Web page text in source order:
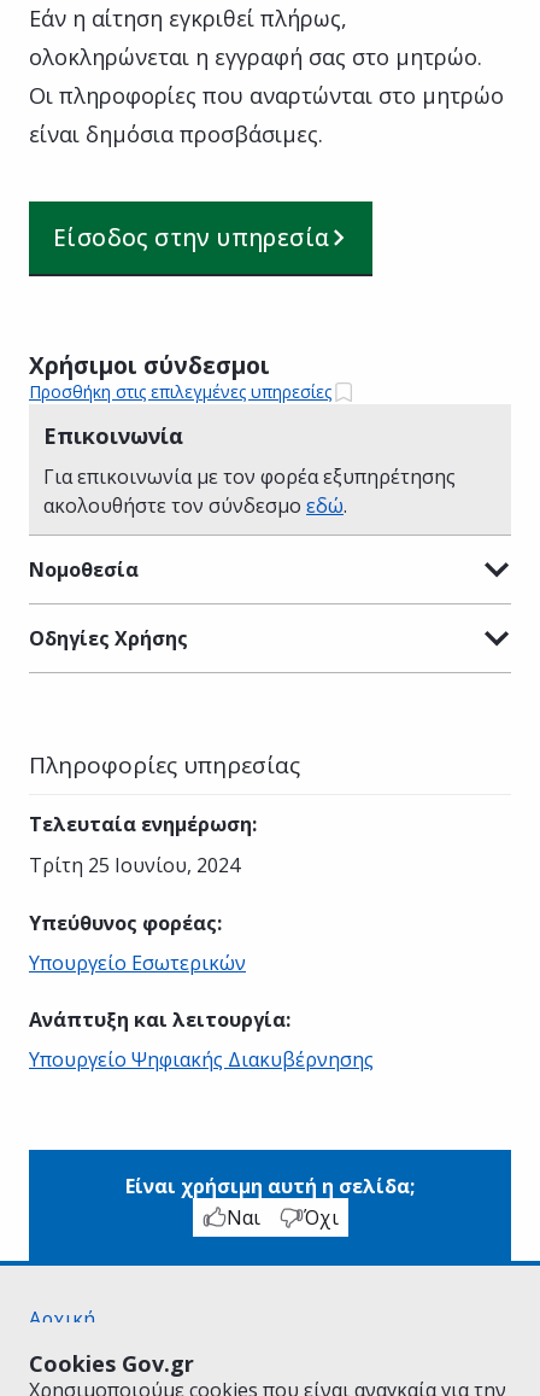
Cookies Gov.gr
Χρησιμοποιούμε cookies που είναι αναγκαία για την
Εάν η αίτηση εγκριθεί πλήρως,
ολοκληρώνεται η εγγραφή σας στο μητρώο.
Οι πληροφορίες που αναρτώνται στο μητρώο
είναι δημόσια προσβάσιμες.
Είσοδος στην υπηρεσία
Χρήσιμοι σύνδεσμοι
Προσθήκη στις επιλεγμένες υπηρεσίες
Επικοινωνία
Για επικοινωνία με τον φορέα εξυπηρέτησης
ακολουθήστε τον σύνδεσμο εδώ.
Νομοθεσία
Οδηγίες Χρήσης
Πληροφορίες υπηρεσίας
Τελευταία ενημέρωση:
Τρίτη 25 Ιουνίου, 2024
Υπεύθυνος φορέας:
Υπουργείο Εσωτερικών
Ανάπτυξη και λειτουργία:
Υπουργείο Ψηφιακής Διακυβέρνησης
Είναι χρήσιμη αυτή η σελίδα;
Ναι
Όχι
Αρχική
Όροι Χρήσης